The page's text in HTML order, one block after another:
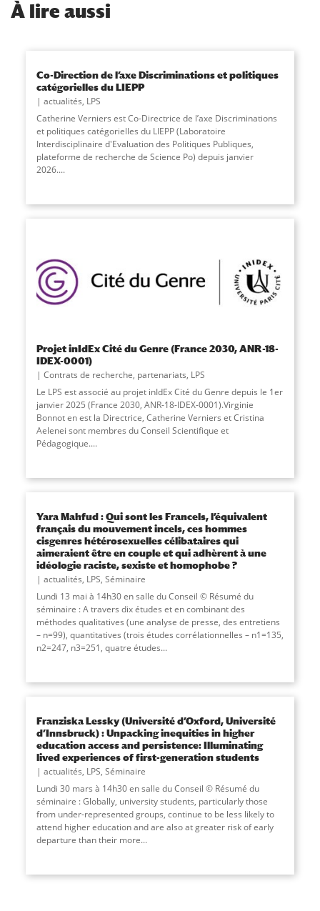
À lire aussi
Co-Direction de l’axe Discriminations et politiques
catégorielles du LIEPP
actualités, LPS
Catherine Verniers est Co-Directrice de l’axe Discriminations
et politiques catégorielles du LIEPP (Laboratoire
Interdisciplinaire d'Evaluation des Politiques Publiques,
plateforme de recherche de Science Po) depuis janvier
2026....
Projet inIdEx Cité du Genre (France 2030, ANR-18-
IDEX-0001)
Contrats de recherche, partenariats, LPS
Le LPS est associé au projet inIdEx Cité du Genre depuis le 1er
janvier 2025 (France 2030, ANR-18-IDEX-0001).Virginie
Bonnot en est la Directrice, Catherine Verniers et Cristina
Aelenei sont membres du Conseil Scientifique et
Pédagogique....
Yara Mahfud : Qui sont les Francels, l’équivalent
français du mouvement incels, ces hommes
cisgenres hétérosexuelles célibataires qui
aimeraient être en couple et qui adhèrent à une
idéologie raciste, sexiste et homophobe ?
actualités, LPS, Séminaire
Lundi 13 mai à 14h30 en salle du Conseil © Résumé du
séminaire : A travers dix études et en combinant des
méthodes qualitatives (une analyse de presse, des entretiens
– n=99), quantitatives (trois études corrélationnelles – n1=135,
n2=247, n3=251, quatre études...
Franziska Lessky (Université d’Oxford, Université
d’Innsbruck) : Unpacking inequities in higher
education access and persistence: Illuminating
lived experiences of first-generation students
actualités, LPS, Séminaire
Lundi 30 mars à 14h30 en salle du Conseil © Résumé du
séminaire : Globally, university students, particularly those
from under-represented groups, continue to be less likely to
attend higher education and are also at greater risk of early
departure than their more...